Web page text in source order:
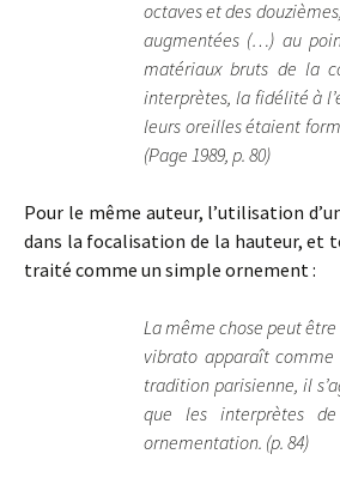
octaves et des
augmentées (…) au
matériaux bruts de la
interprètes, la fidélité à
leurs oreilles étaient
(Page 1989, p. 80)
Pour le même auteur, l’utilisation
dans la focalisation de la hauteur, et
traité comme un simple ornement :
La même chose peut
vibrato apparaît
tradition parisienne, il
que les interprètes
ornementation. (p. 84)